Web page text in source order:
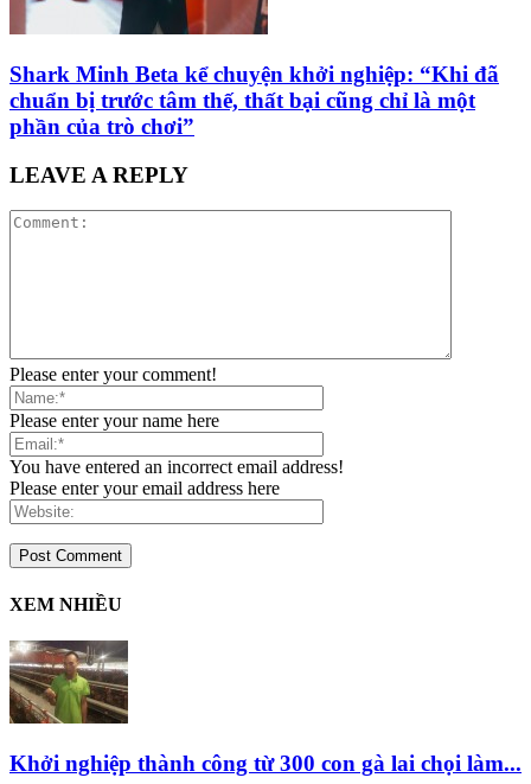
Shark Minh Beta kể chuyện khởi nghiệp: “Khi đã
chuẩn bị trước tâm thế, thất bại cũng chỉ là một
phần của trò chơi”
LEAVE A REPLY
Please enter your comment!
Please enter your name here
You have entered an incorrect email address!
Please enter your email address here
XEM NHIỀU
Khởi nghiệp thành công từ 300 con gà lai chọi làm...